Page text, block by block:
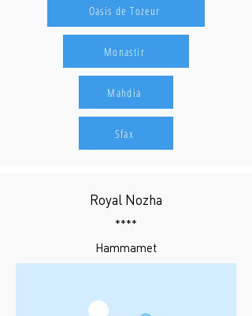
Oasis de Tozeur
Monastir
Mahdia
Sfax
Royal Nozha
****
Hammamet